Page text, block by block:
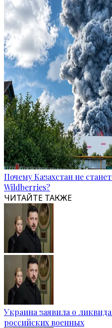
Почему Казахстан не
Wildberries?
ЧИТАЙТЕ ТАКЖЕ
Украина заявила о
российских военных